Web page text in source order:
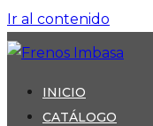
Ir al contenido
INICIO
CATÁLOGO